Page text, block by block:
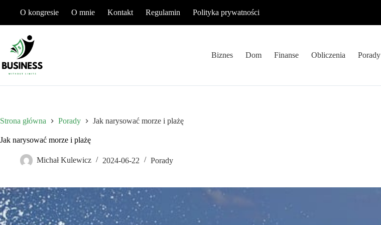
O kongresie O mnie Kontakt Regulamin Polityka prywatności
Biznes Dom Finanse Obliczenia Porady
Strona główna Porady Jak narysować morze i plażę
Jak narysować morze i plażę
Michał Kulewicz 2024-06-22 Porady